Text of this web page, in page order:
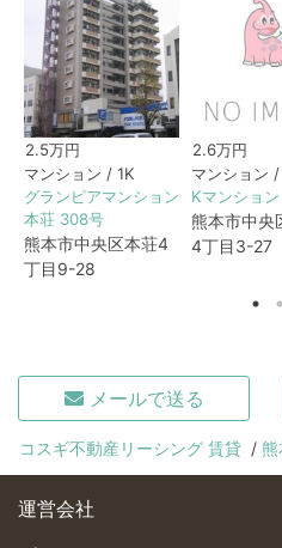
2.5万円
マンション / 1K
グランピアマンション
本荘 308号
熊本市中央区本荘4
丁目9-28
2.6万円
マンション /
Kマンション
熊本市中央
4丁目3-27
メールで送る
コスギ不動産リーシング 賃貸 熊
運営会社